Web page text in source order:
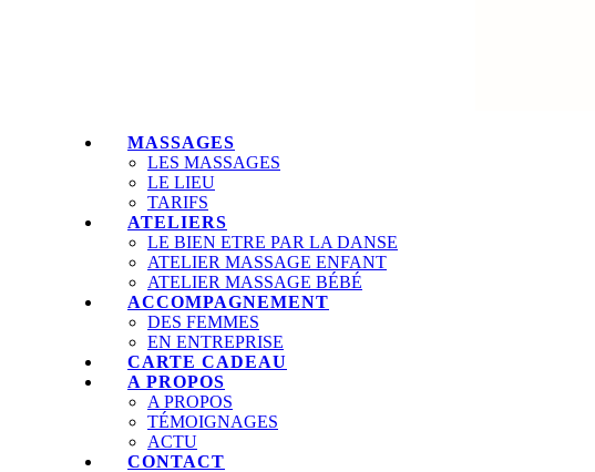
MASSAGES
LES MASSAGES
LE LIEU
TARIFS
ATELIERS
LE BIEN ETRE PAR LA DANSE
ATELIER MASSAGE ENFANT
ATELIER MASSAGE BÉBÉ
ACCOMPAGNEMENT
DES FEMMES
EN ENTREPRISE
CARTE CADEAU
A PROPOS
A PROPOS
TÉMOIGNAGES
ACTU
CONTACT